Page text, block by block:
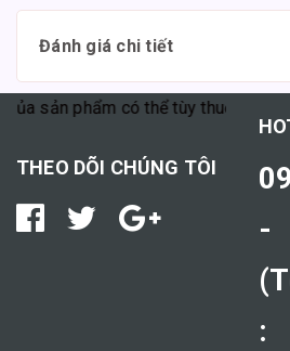
Đánh giá chi tiết
phẩm có thể tùy thuộc vào cơ
THEO DÕI CHÚNG TÔI
-
: